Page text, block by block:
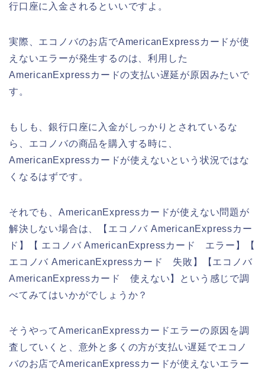
行口座に入金されるといいですよ。
実際、エコノバのお店でAmericanExpressカードが使
えないエラーが発生するのは、利用した
AmericanExpressカードの支払い遅延が原因みたいで
す。
もしも、銀行口座に入金がしっかりとされているな
ら、エコノバの商品を購入する時に、
AmericanExpressカードが使えないという状況ではな
くなるはずです。
それでも、AmericanExpressカードが使えない問題が
解決しない場合は、【エコノバ AmericanExpressカー
ド】【 エコノバ AmericanExpressカード エラー】【
エコノバ AmericanExpressカード 失敗】【エコノバ
AmericanExpressカード 使えない】という感じで調
べてみてはいかがでしょうか？
そうやってAmericanExpressカードエラーの原因を調
査していくと、意外と多くの方が支払い遅延でエコノ
バのお店でAmericanExpressカードが使えないエラー